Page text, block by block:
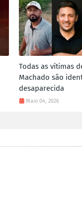
Todas as vítimas
Machado são
desaparecida
Maio 04, 2026